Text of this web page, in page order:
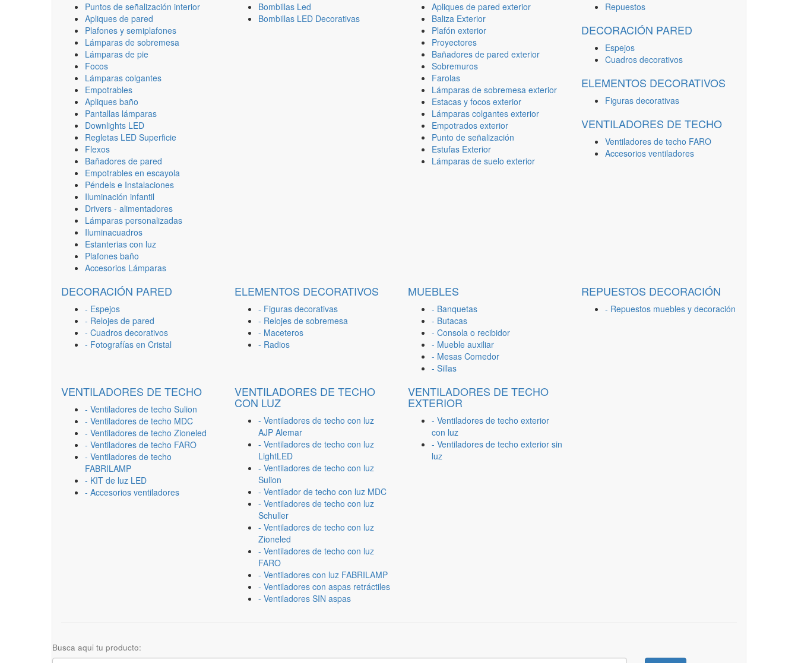
Puntos de señalización interior
Apliques de pared
Plafones y semiplafones
Lámparas de sobremesa
Lámparas de pie
Focos
Lámparas colgantes
Empotrables
Apliques baño
Pantallas lámparas
Downlights LED
Regletas LED Superficie
Flexos
Bañadores de pared
Empotrables en escayola
Péndels e Instalaciones
Iluminación infantil
Drivers - alimentadores
Lámparas personalizadas
Iluminacuadros
Estanterias con luz
Plafones baño
Accesorios Lámparas
Bombillas Led
Bombillas LED Decorativas
Apliques de pared exterior
Baliza Exterior
Plafón exterior
Proyectores
Bañadores de pared exterior
Sobremuros
Farolas
Lámparas de sobremesa exterior
Estacas y focos exterior
Lámparas colgantes exterior
Empotrados exterior
Punto de señalización
Estufas Exterior
Lámparas de suelo exterior
Repuestos
DECORACIÓN PARED
Espejos
Cuadros decorativos
ELEMENTOS DECORATIVOS
Figuras decorativas
VENTILADORES DE TECHO
Ventiladores de techo FARO
Accesorios ventiladores
DECORACIÓN PARED
- Espejos
- Relojes de pared
- Cuadros decorativos
- Fotografías en Cristal
ELEMENTOS DECORATIVOS
- Figuras decorativas
- Relojes de sobremesa
- Maceteros
- Radios
MUEBLES
- Banquetas
- Butacas
- Consola o recibidor
- Mueble auxiliar
- Mesas Comedor
- Sillas
REPUESTOS DECORACIÓN
- Repuestos muebles y decoración
VENTILADORES DE TECHO
- Ventiladores de techo Sulion
- Ventiladores de techo MDC
- Ventiladores de techo Zioneled
- Ventiladores de techo FARO
- Ventiladores de techo
FABRILAMP
- KIT de luz LED
- Accesorios ventiladores
VENTILADORES DE TECHO
CON LUZ
- Ventiladores de techo con luz
AJP Alemar
- Ventiladores de techo con luz
LightLED
- Ventiladores de techo con luz
Sulion
- Ventilador de techo con luz MDC
- Ventiladores de techo con luz
Schuller
- Ventiladores de techo con luz
Zioneled
- Ventiladores de techo con luz
FARO
- Ventiladores con luz FABRILAMP
- Ventiladores con aspas retráctiles
- Ventiladores SIN aspas
VENTILADORES DE TECHO
EXTERIOR
- Ventiladores de techo exterior
con luz
- Ventiladores de techo exterior sin
luz
Busca aqui tu producto: